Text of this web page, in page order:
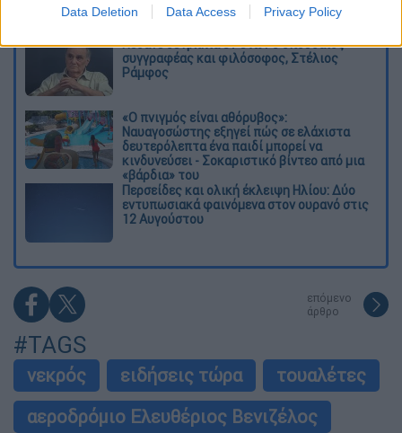
Data Deletion Data Access Privacy Policy
χειριστής και ιδιοκτήτης
Πέθανε σε ηλικία 87 ετών ο σπουδαίος
συγγραφέας και φιλόσοφος, Στέλιος
Ράμφος
«Ο πνιγμός είναι αθόρυβος»:
Ναυαγοσώστης εξηγεί πώς σε ελάχιστα
δευτερόλεπτα ένα παιδί μπορεί να
κινδυνεύσει - Σοκαριστικό βίντεο από μια
«βάρδια» του
Περσείδες και ολική έκλειψη Ηλίου: Δύο
εντυπωσιακά φαινόμενα στον ουρανό στις
12 Αυγούστου
επόμενο
άρθρο
#TAGS
νεκρός ειδήσεις τώρα
τουαλέτες
αεροδρόμιο Ελευθέριος Βενιζέλος